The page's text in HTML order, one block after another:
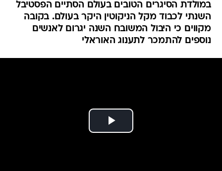
במולדת הסיגרים הטובים בעולם הסתיים הפסטיבל
השנתי לכבוד מקל הניקוטין היקר בעולם. בקובה
מקווים כי היבול המשובח השנה יגרום לאנשים
נוספים להתמכר לתענוג האוראלי